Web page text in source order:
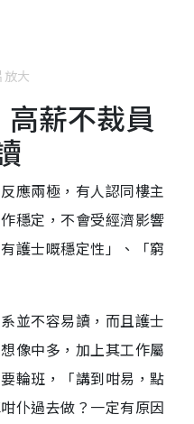
放大
薪不裁員
應兩極，有人認同樓主
穩定，不會受經濟影響
護士嘅穩定性」、「窮
並不容易讀，而且護士
像中多，加上其工作屬
輪班，「講到咁易，點
仆過去做？一定有原因